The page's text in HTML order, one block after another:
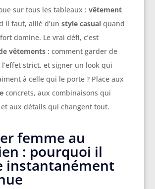
sur tous les tableaux : vêtement
il faut, allié d’un style casualquand
domine. Le vrai défi, c’est
vêtements: comment garder de
l’effet strict, et signer un look qui
à celle qui le porte ? Place aux
concrets, aux combinaisons qui
aux détails qui changent tout.
femme au
: pourquoi il
instantanément